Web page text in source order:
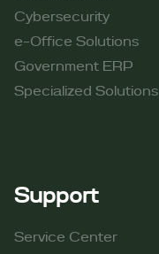
Cybersecurity
e-Office Solutions
Government ERP
Specialized Solutions
Support
Service Center